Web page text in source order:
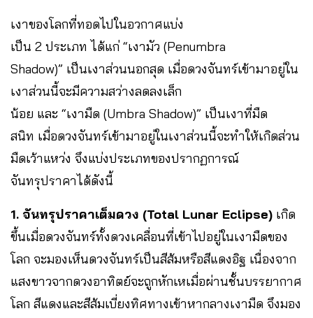
เงาของโลกที่ทอดไปในอวกาศแบ่ง
เป็น 2 ประเภท ได้แก่ “เงามัว (Penumbra
Shadow)” เป็นเงาส่วนนอกสุด เมื่อดวงจันทร์เข้ามาอยู่ใน
เงาส่วนนี้จะมีความสว่างลดลงเล็ก
น้อย และ “เงามืด (Umbra Shadow)” เป็นเงาที่มืด
สนิท เมื่อดวงจันทร์เข้ามาอยู่ในเงาส่วนนี้จะทำให้เกิดส่วน
มืดเว้าแหว่ง จึงแบ่งประเภทของปรากฏการณ์
จันทรุปราคาได้ดังนี้
1. จันทรุปราคาเต็มดวง (Total Lunar Eclipse) เกิด
ขึ้นเมื่อดวงจันทร์ทั้งดวงเคลื่อนที่เข้าไปอยู่ในเงามืดของ
โลก จะมองเห็นดวงจันทร์เป็นสีส้มหรือสีแดงอิฐ เนื่องจาก
แสงขาวจากดวงอาทิตย์จะถูกหักเหเมื่อผ่านชั้นบรรยากาศ
โลก สีแดงและสีส้มเบี่ยงทิศทางเข้าหากลางเงามืด จึงมอง